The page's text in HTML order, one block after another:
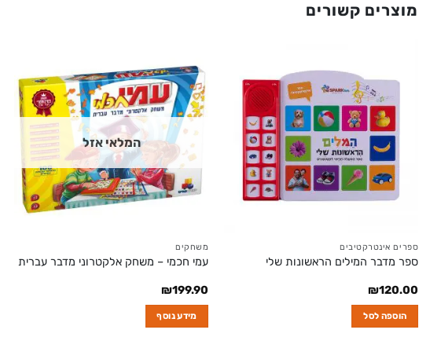
מוצרים קשורים
ספרים אינטרקטיבים
ספר מדבר המילים הראשונות שלי
₪120.00
הוספה לסל
המלאי אזל
משחקים
עמי חכמי – משחק אלקטרוני מדבר עברית
₪199.90
מידע נוסף